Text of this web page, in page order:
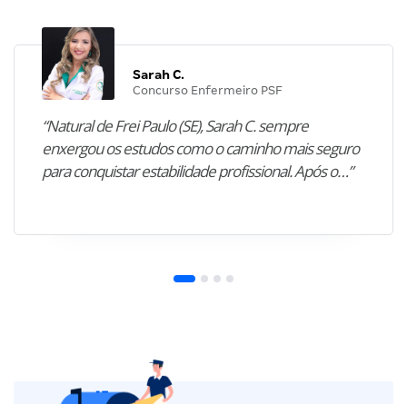
Sarah C.
Concurso Enfermeiro PSF
“Natural de Frei Paulo (SE), Sarah C. sempre
enxergou os estudos como o caminho mais seguro
para conquistar estabilidade profissional. Após o…”